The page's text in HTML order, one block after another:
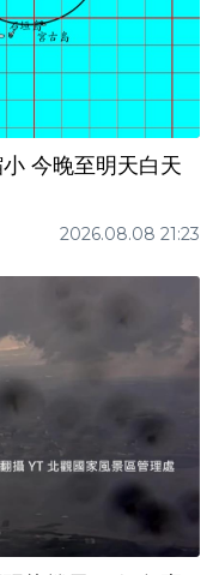
今晚至明天白天
2026.08.08 21:23